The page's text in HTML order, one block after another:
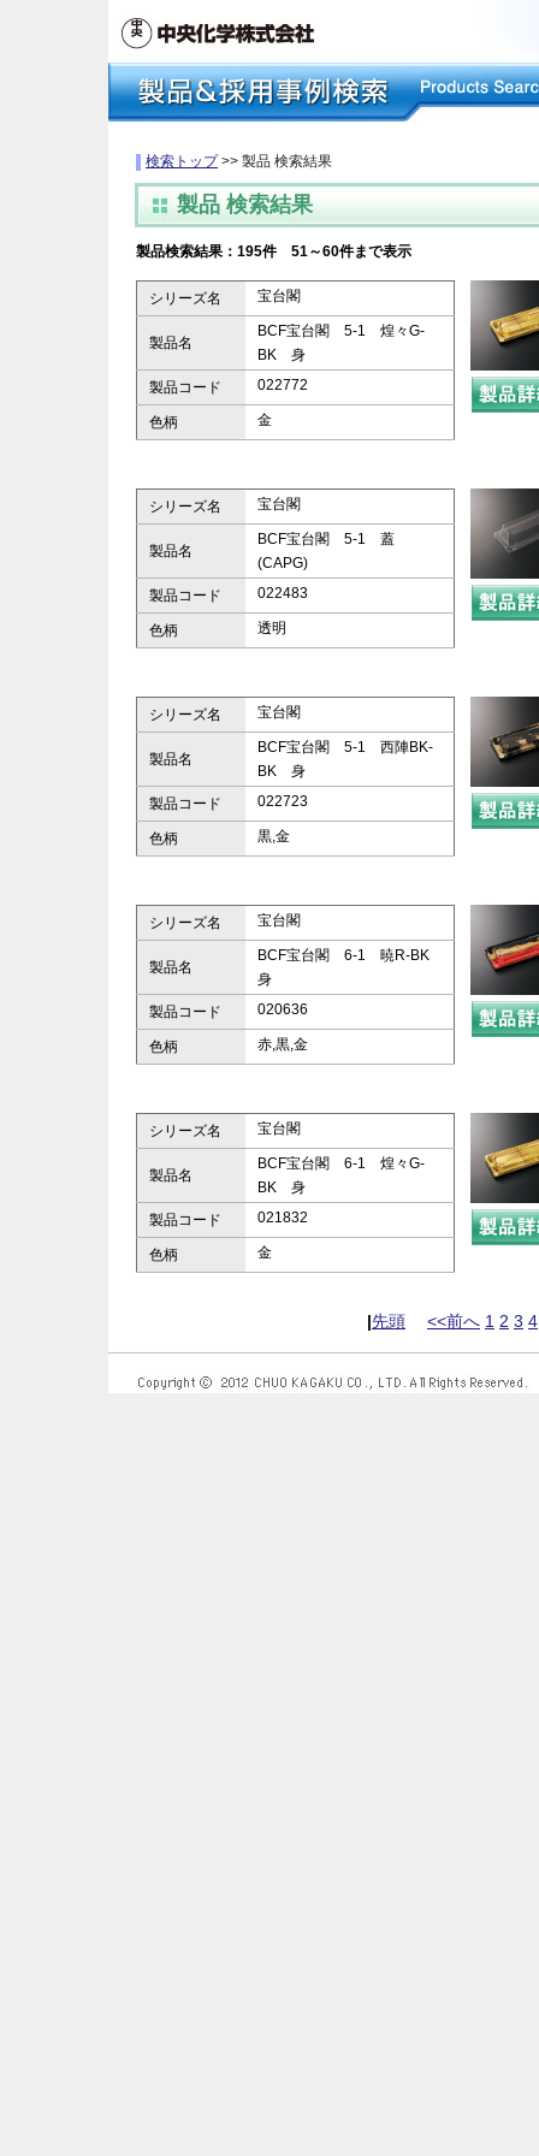
検索トップ>> 製品 検索結果
製品 検索結果
製品検索結果：195件 51～60件まで表示
シリーズ名 宝台閣
製品名
BCF宝台閣 5-1 煌々G-
BK 身
製品コード
022772
色柄 金
シリーズ名 宝台閣
製品名
BCF宝台閣 5-1 蓋
(CAPG)
製品コード
022483
色柄 透明
シリーズ名 宝台閣
製品名
BCF宝台閣 5-1 西陣BK-
BK 身
製品コード
022723
色柄 黒,金
シリーズ名 宝台閣
製品名
BCF宝台閣 6-1 暁R-BK
身
製品コード
020636
色柄 赤,黒,金
シリーズ名 宝台閣
製品名
BCF宝台閣 6-1 煌々G-
BK 身
製品コード
021832
色柄 金
|先頭 <<前へ 1 2 3 4